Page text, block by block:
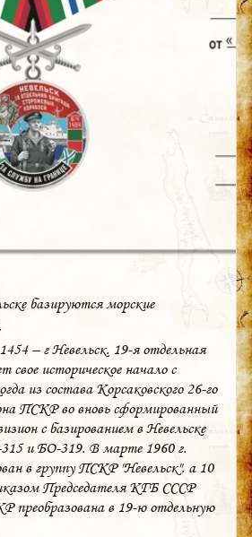
базируются морские
– г Невельск. 19-я отдельная
свое историческое начало с
из состава Корсаковского 26-го
ПСКР во вновь сформированный
с базированием в Невельске
и БО-319. В марте 1960 г.
в группу ПСКР "Невельск", а 10
Председателя КГБ СССР
преобразована в 19-ю отдельную